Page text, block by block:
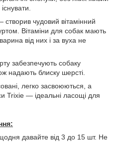
чудовий вітамінний
Вітаміни для собак мають
від них і за вуха не
забезпечують собаку
надають блиску шерсті.
легко засвоюються, а
Trixie — ідеальні ласощі для
давайте від 3 до 15 шт. Не